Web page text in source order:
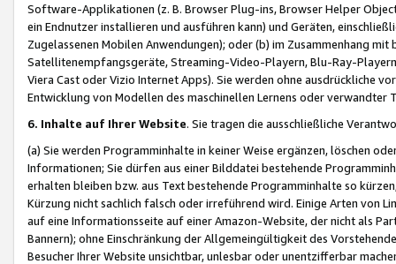
Software-Applikationen (z. B. Browser Plug-ins, Browser Helper
ein Endnutzer installieren und ausführen kann) und Geräten,
Zugelassenen Mobilen Anwendungen); oder (b) im Zusammenhang
Satellitenempfangsgeräte, Streaming-Video-Playern, Blu-Ray-
Viera Cast oder Vizio Internet Apps). Sie werden ohne ausdrückliche
Entwicklung von Modellen des maschinellen Lernens oder
6. Inhalte auf Ihrer Website. Sie tragen die ausschließliche
(a) Sie werden Programminhalte in keiner Weise ergänzen, löschen
Informationen; Sie dürfen aus einer Bilddatei bestehende
erhalten bleiben bzw. aus Text bestehende Programminhalte so
Kürzung nicht sachlich falsch oder irreführend wird. Einige Arten von
auf eine Informationsseite auf einer Amazon-Website, der nicht als
Bannern); ohne Einschränkung der Allgemeingültigkeit des
Besucher Ihrer Website unsichtbar, unlesbar oder unentzifferbar